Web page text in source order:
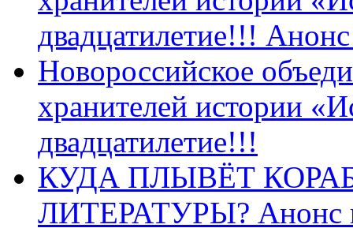
двадцатилетие!!!
Новороссийское
хранителей истории
двадцатилетие!!!
КУДА ПЛЫВЁТ
ЛИТЕРАТУРЫ? Анонс